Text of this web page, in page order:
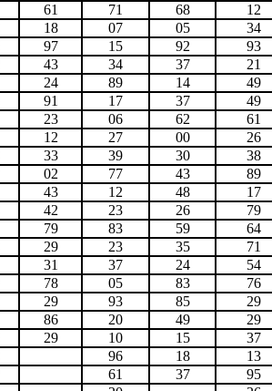
61 71 68
12
18 07 05
34
97 15 92
93
43 34 37
21
24 89 14
49
91 17 37
49
23 06 62
61
12 27 00
26
33 39 30
38
02 77 43
89
43 12 48
17
42 23 26
79
79 83 59
64
29 23 35
71
31 37 24
54
78 05 83
76
29 93 85
29
86 20 49
29
29 10 15
37
96 18
13
61 37
95